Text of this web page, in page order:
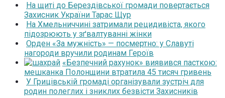
На щиті до Берездівської громади повертається
Захисник України Тарас Щур
На Хмельниччині затримали рецидивіста, якого
підозрюють у зґвалтуванні жінки
Орден «За мужність» — посмертно: у Славуті
нагороди вручили родинам Героїв
«Безпечний рахунок» виявився пасткою:
мешканка Полонщини втратила 45 тисяч гривень
У Грицівській громаді організували зустріч для
родин полеглих і зниклих безвісти Захисників